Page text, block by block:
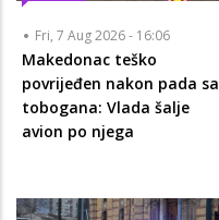
Fri, 7 Aug 2026 - 16:06
Makedonac teško
povrijeđen nakon pada sa
tobogana: Vlada šalje
avion po njega